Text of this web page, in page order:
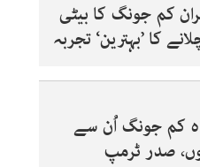
کم جونگ کا بیٹی
کا ’بہترین‘ تجربہ
کم جونگ اُن سے
صدر ٹرمپ